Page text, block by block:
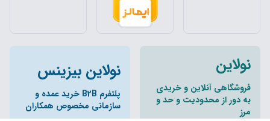
نولاین
فروشگاهی آنلاین و خریدی
به دور از محدودیت و حد و
مرز
نولاین بیزینس
پلتفرم B2B خرید عمده و
سازمانی مخصوص همکاران